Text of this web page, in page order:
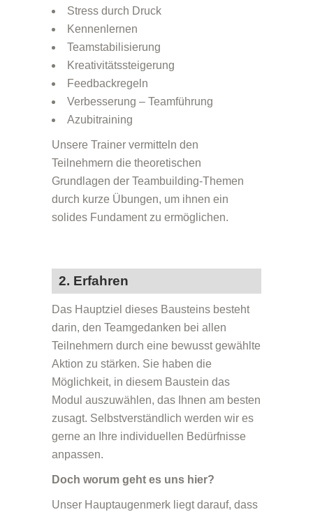
Stress durch Druck
Kennenlernen
Teamstabilisierung
Kreativitätssteigerung
Feedbackregeln
Verbesserung – Teamführung
Azubitraining
Unsere Trainer vermitteln den
Teilnehmern die theoretischen
Grundlagen der Teambuilding-Themen
durch kurze Übungen, um ihnen ein
solides Fundament zu ermöglichen.
2. Erfahren
Das Hauptziel dieses Bausteins besteht
darin, den Teamgedanken bei allen
Teilnehmern durch eine bewusst gewählte
Aktion zu stärken. Sie haben die
Möglichkeit, in diesem Baustein das
Modul auszuwählen, das Ihnen am besten
zusagt. Selbstverständlich werden wir es
gerne an Ihre individuellen Bedürfnisse
anpassen.
Doch worum geht es uns hier?
Unser Hauptaugenmerk liegt darauf, dass